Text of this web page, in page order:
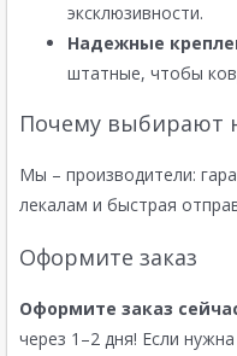
эксклюзивности.
Надежные
штатные, чтобы
Почему выбирают
Мы – производители:
лекалам и быстрая
Оформите заказ
Оформите заказ
через 1–2 дня! Если